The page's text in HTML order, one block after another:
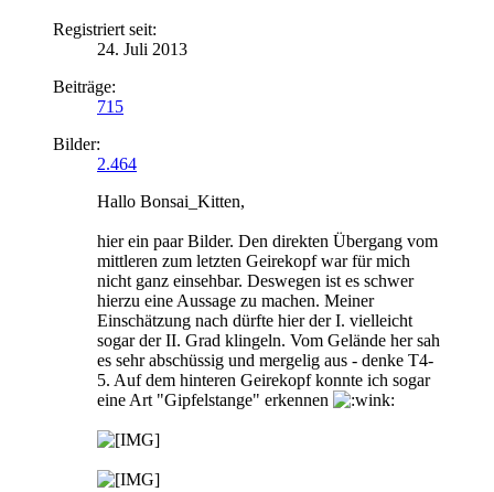
Registriert seit:
24. Juli 2013
Beiträge:
715
Bilder:
2.464
Hallo Bonsai_Kitten,
hier ein paar Bilder. Den direkten Übergang vom
mittleren zum letzten Geirekopf war für mich
nicht ganz einsehbar. Deswegen ist es schwer
hierzu eine Aussage zu machen. Meiner
Einschätzung nach dürfte hier der I. vielleicht
sogar der II. Grad klingeln. Vom Gelände her sah
es sehr abschüssig und mergelig aus - denke T4-
5. Auf dem hinteren Geirekopf konnte ich sogar
eine Art "Gipfelstange" erkennen